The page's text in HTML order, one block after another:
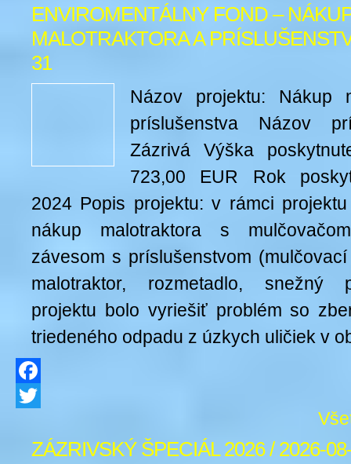
Twitter
ENVIROMENTÁLNY FOND –
MALOTRAKTORA A
31
Názov projektu: Nákup
príslušenstva Názov
Zázrivá Výška
723,00 EUR Rok
2024 Popis projektu: v rámci
nákup malotraktora s
závesom s príslušenstvom
malotraktor, rozmetadlo, snežný
projektu bolo vyriešiť problém so
triedeného odpadu z úzkych uličiek v
Facebook
ZÁZRIVSKÝ ŠPECIÁL 2026 / 2026-